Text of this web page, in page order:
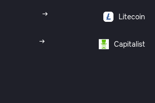
Litecoin
Capitalist